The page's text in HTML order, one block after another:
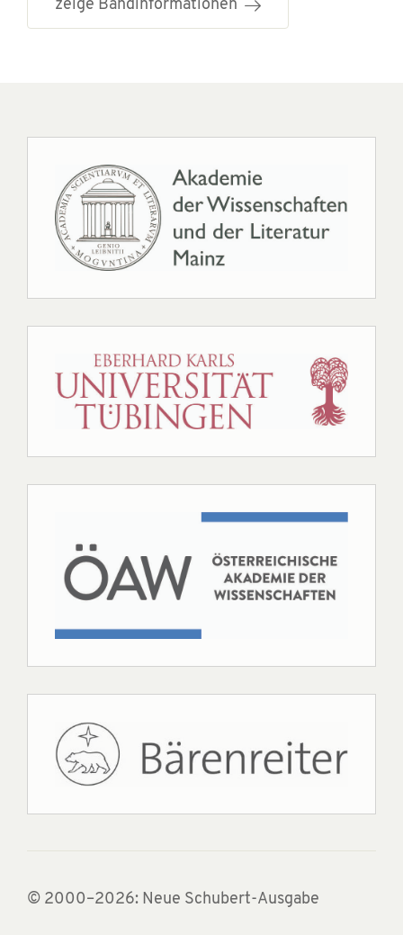
zeige Bandinformationen
© 2000–2026: Neue Schubert-Ausgabe